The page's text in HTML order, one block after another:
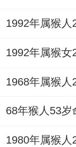
68年猴人53岁